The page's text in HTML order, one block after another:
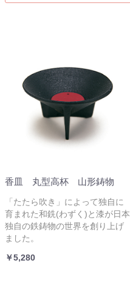
香皿 丸型高杯 山形鋳物
「たたら吹き」によって独自に
育まれた和銑(わずく)と漆が日本
独自の鉄鋳物の世界を創り上げ
ました。
￥5,280